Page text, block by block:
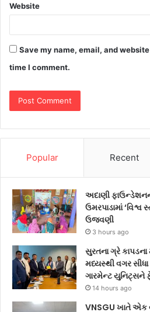
Website
Save my name, email, and
time I comment.
Popular Recent
અદાણી
ઉમરપાડામાં
ઉજવણી
3 hours ago
સુરતના ગ્રે
મધ્યસ્થી વગર
ગારમેન્ટ યુનિટ્સને
14 hours ago
VNSGU ખાતે એક